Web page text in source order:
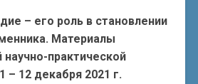
– его роль в становлении
Материалы
практической
– 12 декабря 2021 г.